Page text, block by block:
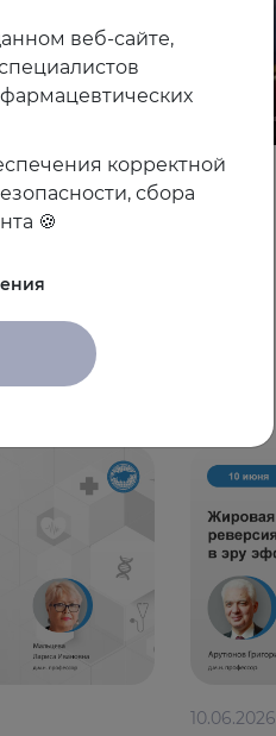
10.06.2026
веб-сайте,
корректной
сбора
🍪